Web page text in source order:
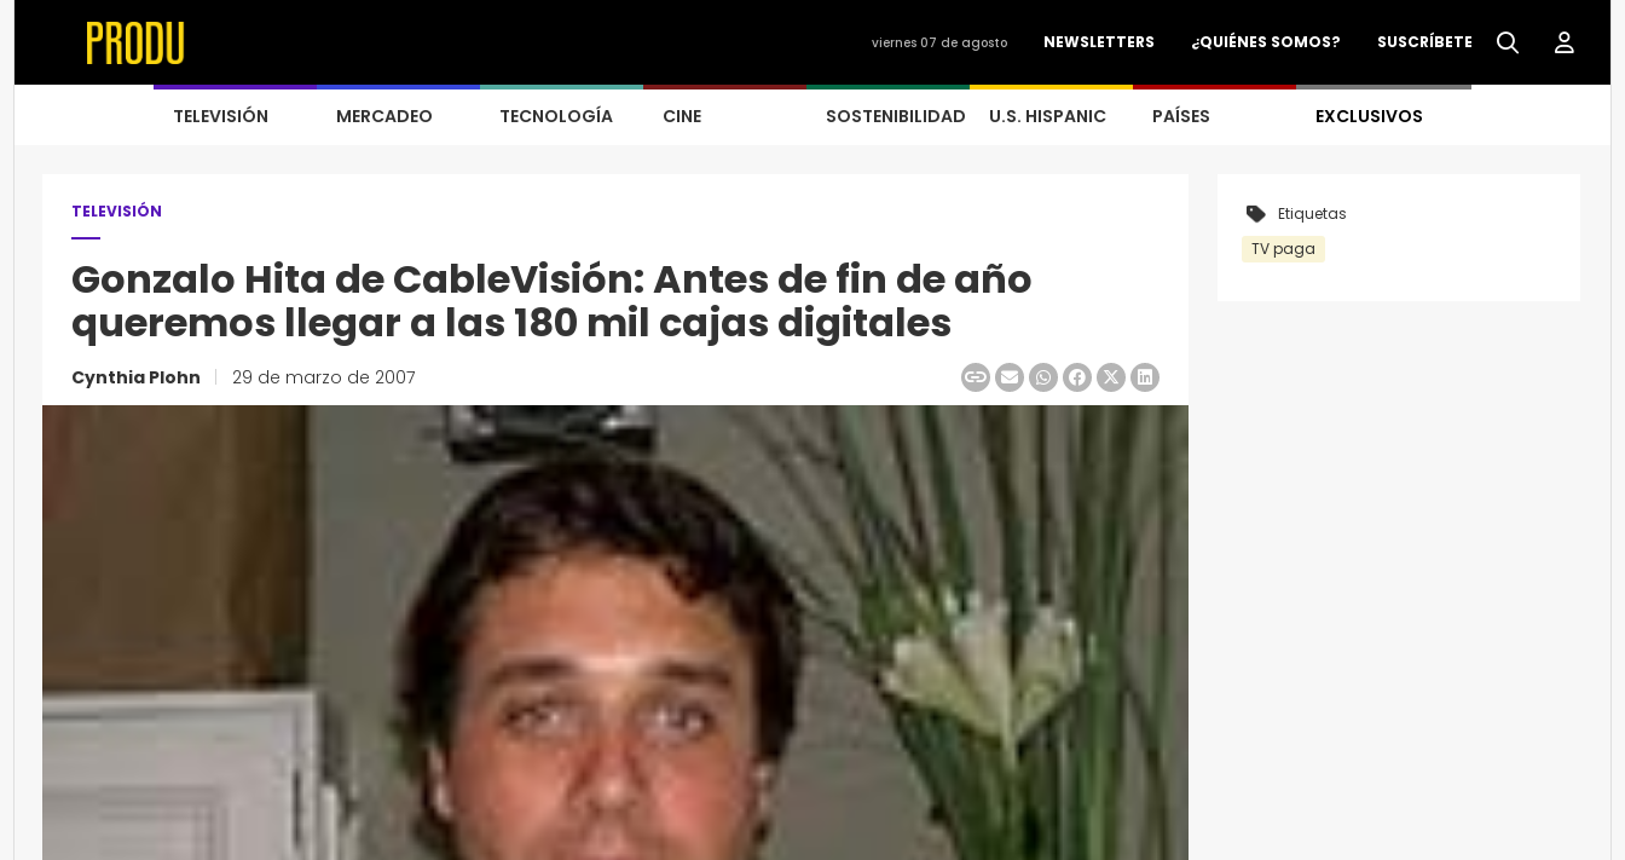
SUSCRÍBETE
¿QUIÉNES SOMOS?
NEWSLETTERS
viernes 07 de agosto
TELEVISIÓN MERCADEO TECNOLOGÍA CINE SOSTENIBILIDAD U.S. HISPANIC PAÍSES EXCLUSIVOS
TELEVISIÓN
Gonzalo Hita de CableVisión: Antes de fin de año
queremos llegar a las 180 mil cajas digitales
Cynthia Plohn 29 de marzo de 2007
Etiquetas
TV paga